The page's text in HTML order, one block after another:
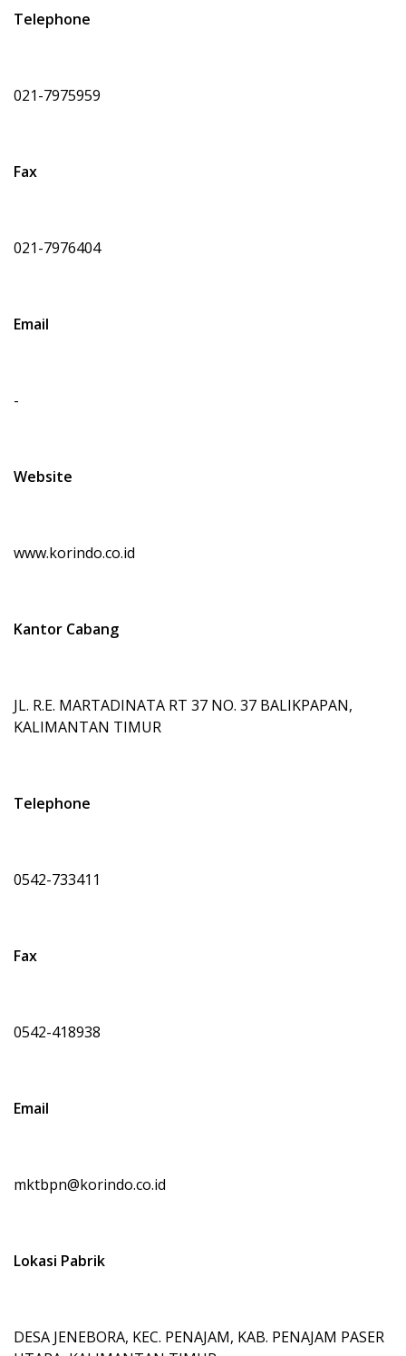
Telephone
021-7975959
Fax
021-7976404
Email
-
Website
www.korindo.co.id
Kantor Cabang
JL. R.E. MARTADINATA RT 37 NO. 37 BALIKPAPAN,
KALIMANTAN TIMUR
Telephone
0542-733411
Fax
0542-418938
Email
mktbpn@korindo.co.id
Lokasi Pabrik
DESA JENEBORA, KEC. PENAJAM, KAB. PENAJAM PASER